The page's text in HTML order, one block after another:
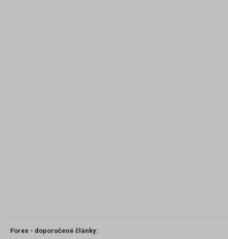
Forex - doporučené články: